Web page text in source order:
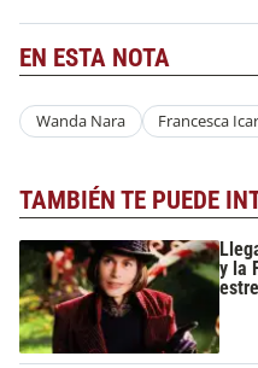
EN ESTA NOTA
Wanda Nara Francesca
TAMBIÉN TE PUEDE
y la